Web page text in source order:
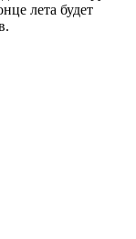
лета будет